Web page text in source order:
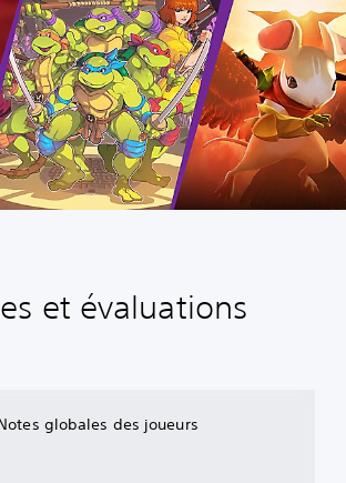
et évaluations
globales des joueurs